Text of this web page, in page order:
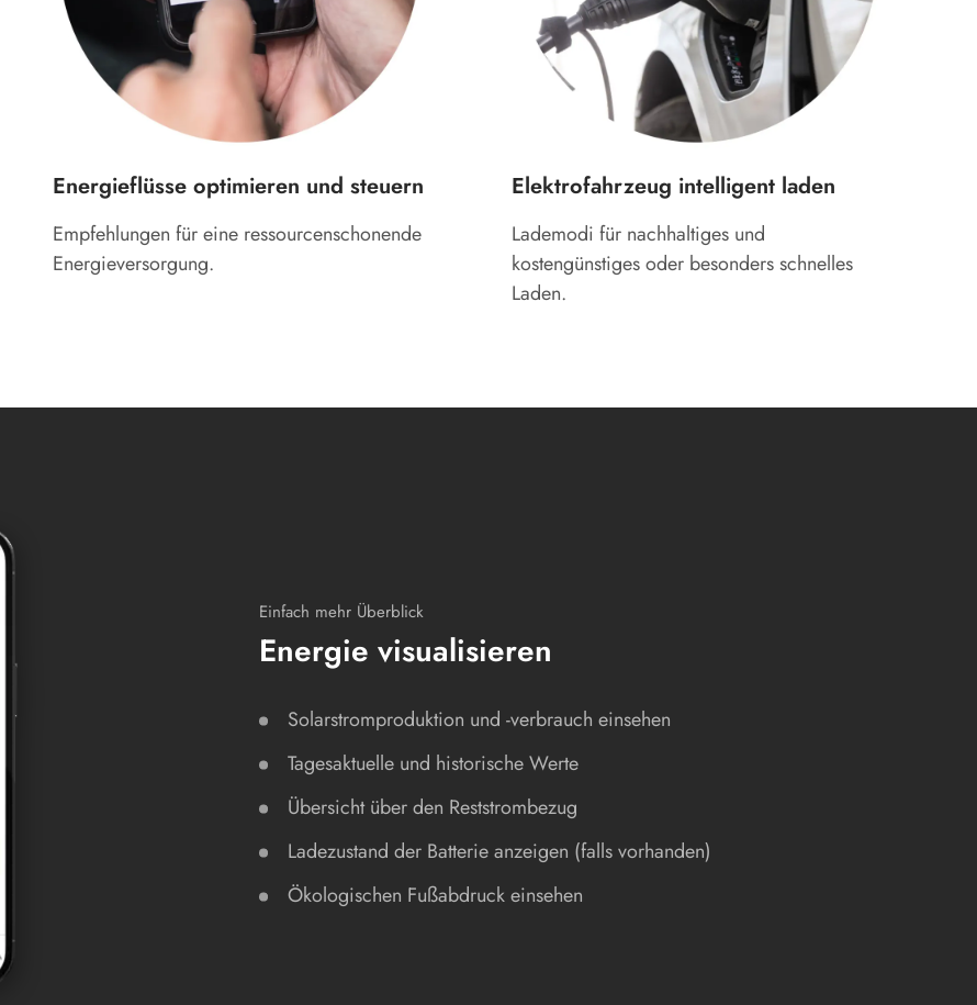
Energieflüsse optimieren und steuern
Empfehlungen für eine ressourcenschonende
Energieversorgung.
Elektrofahrzeug intelligent laden
Lademodi für nachhaltiges und
kostengünstiges oder besonders schnelles
Laden.
Einfach mehr Überblick
Energie visualisieren
Solarstromproduktion und -verbrauch einsehen
Tagesaktuelle und historische Werte
Übersicht über den Reststrombezug
Ladezustand der Batterie anzeigen (falls vorhanden)
Ökologischen Fußabdruck einsehen